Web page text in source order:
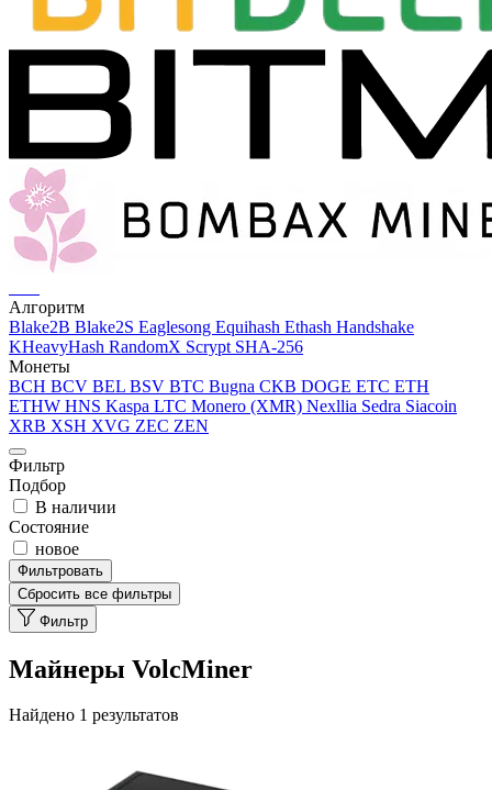
Алгоритм
Blake2B Blake2S Eaglesong Equihash Ethash Handshake
KHeavyHash RandomX Scrypt SHA-256
Монеты
BCH BCV BEL BSV BTC Bugna CKB DOGE ETC ETH
ETHW HNS Kaspa LTC Monero (XMR) Nexllia Sedra Siacoin
XRB XSH XVG ZEC ZEN
Фильтр
Подбор
В наличии
Состояние
новое
Фильтровать
Сбросить все фильтры
Фильтр
Майнеры VolcMiner
Найдено 1 результатов